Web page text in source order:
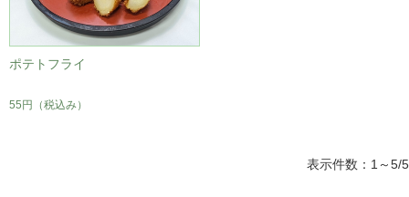
ポテトフライ
55円 （税込み）
表示件数：1～5/5